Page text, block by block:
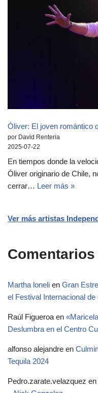
Óliver: El joven romántico
por David Renteria
2025-07-22
En tiempos donde la
Óliver originario de Chile,
cerrar… Leer más »
Ver más artistas
Martha loneli en Gran
el Festival Internacional
Raúl Figueroa en
Deslumbra en el Centro
alfonso alejandre en
Tequila 2024
Pedro.zarate.velazquez en